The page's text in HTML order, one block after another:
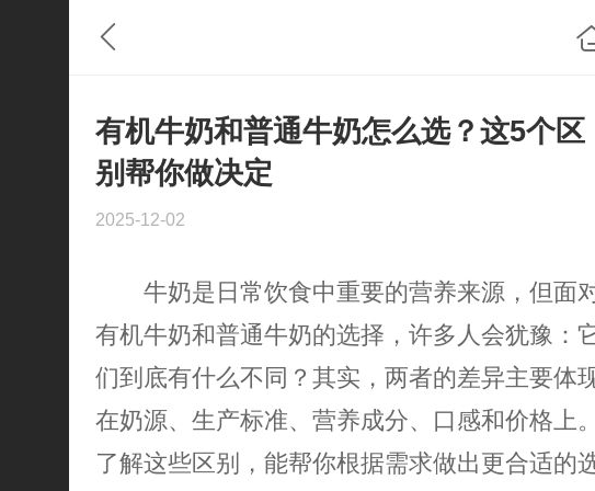
有机牛奶和普通牛奶怎么选？这5个区
别帮你做决定
2025-12-02
牛奶是日常饮食中重要的营养来源，但面
有机牛奶和普通牛奶的选择，许多人会犹豫：
们到底有什么不同？其实，两者的差异主要体
在奶源、生产标准、营养成分、口感和价格上。
了解这些区别，能帮你根据需求做出更合适的